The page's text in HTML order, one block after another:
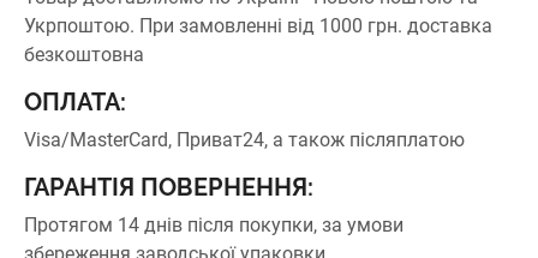
Укрпоштою. При замовленні від 1000 грн. доставка
безкоштовна
ОПЛАТА:
Visa/MasterCard, Приват24, а також післяплатою
ГАРАНТІЯ ПОВЕРНЕННЯ:
Протягом 14 днів після покупки, за умови